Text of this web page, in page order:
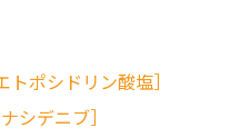
ポシドリン酸塩］
シデニブ］